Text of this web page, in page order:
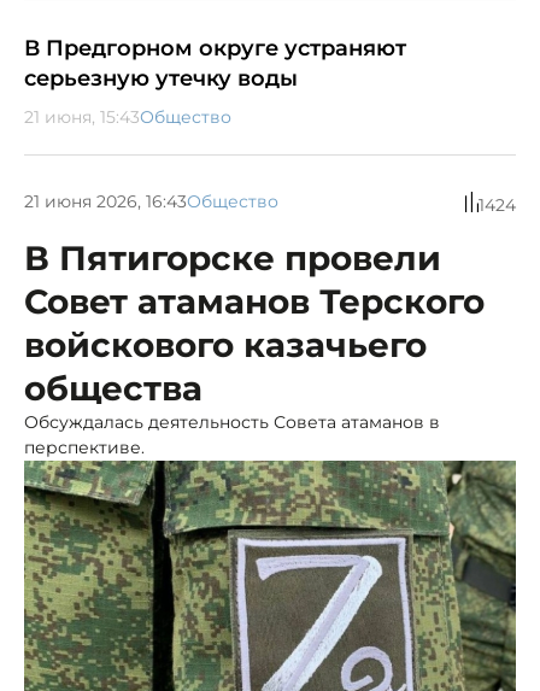
В Предгорном округе устраняют
серьезную утечку воды
21 июня, 15:43Общество
21 июня 2026, 16:43Общество 1424
В Пятигорске провели
Совет атаманов Терского
войскового казачьего
общества
Обсуждалась деятельность Совета атаманов в
перспективе.